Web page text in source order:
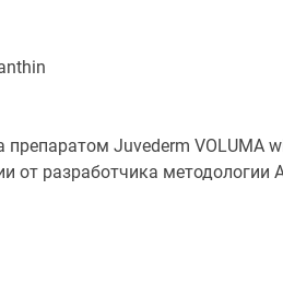
Juvederm VOLUMA
от разработчика методологии